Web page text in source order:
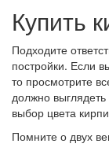
Купить
Подходите
постройки. Если
то просмотрите
должно выглядеть
выбор цвета
Помните о двух